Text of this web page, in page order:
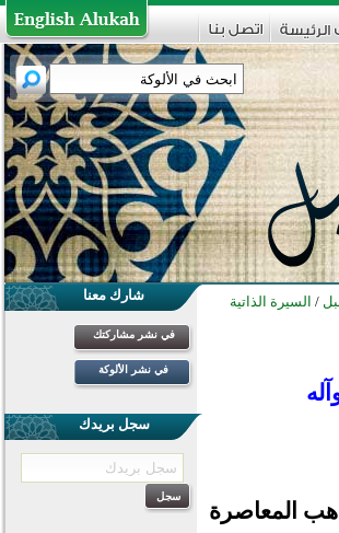
/ السيرة الذاتية
المعاصرة
شارك معنا
في نشر مشاركتك
في نشر الألوكة
سجل بريدك